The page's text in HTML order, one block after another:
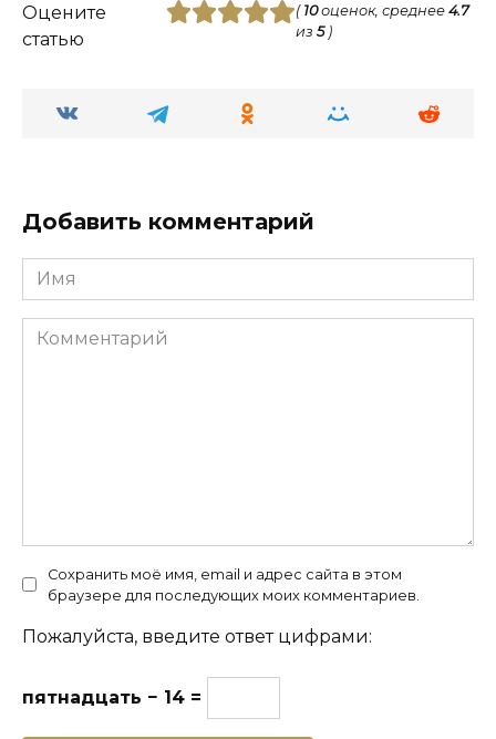
Оцените
статью
( 10оценок, среднее 4.7
из 5)
Добавить комментарий
Имя
Комментарий
Сохранить моё имя, email и адрес сайта в этом
браузере для последующих моих комментариев.
Пожалуйста, введите ответ цифрами:
пятнадцать − 14 =